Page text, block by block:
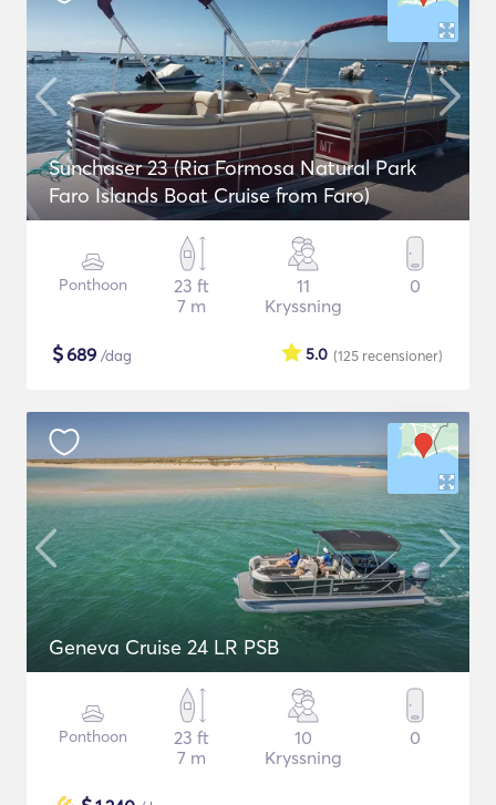
Sunchaser 23 (Ria Formosa Natural Park
Faro Islands Boat Cruise from Faro)
Ponthoon
23 ft
7 m
11
Kryssning
0
$689 /dag (125 recensioner)
5.0
Geneva Cruise 24 LR PSB
Ponthoon
23 ft
7 m
10
Kryssning
0